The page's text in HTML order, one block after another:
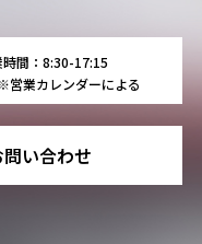
時間：8:30-17:15
営業カレンダーによる
い合わせ